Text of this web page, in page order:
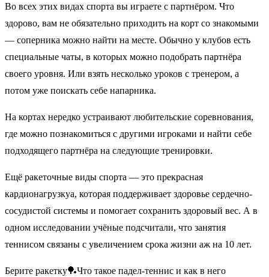
Во всех этих видах спорта вы играете с партнёром. Что
здорово, вам не обязательно приходить на корт со знакомыми
— соперника можно найти на месте. Обычно у клубов есть
специальные чаты, в которых можно подобрать партнёра
своего уровня. Или взять несколько уроков с тренером, а
потом уже поискать себе напарника.
На кортах нередко устраивают любительские соревнования,
где можно познакомиться с другими игроками и найти себе
подходящего партнёра на следующие тренировки.
Ещё ракеточные виды спорта — это прекрасная
кардионагрузкуа, которая поддерживает здоровье сердечно-
сосудистой системы и помогает сохранить здоровый вес. А в
одном исследовании учёные подсчитали, что занятия
теннисом связаны с увеличением срока жизни аж на 10 лет.
Берите ракетку🏓Что такое падел-теннис и как в него